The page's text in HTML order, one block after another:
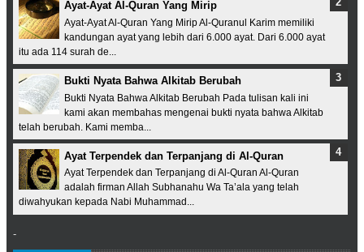
Ayat-Ayat Al-Quran Yang Mirip
Ayat-Ayat Al-Quran Yang Mirip Al-Quranul Karim memiliki
kandungan ayat yang lebih dari 6.000 ayat. Dari 6.000 ayat
itu ada 114 surah de...
Bukti Nyata Bahwa Alkitab Berubah
Bukti Nyata Bahwa Alkitab Berubah Pada tulisan kali ini
kami akan membahas mengenai bukti nyata bahwa Alkitab
telah berubah. Kami memba...
Ayat Terpendek dan Terpanjang di Al-Quran
Ayat Terpendek dan Terpanjang di Al-Quran Al-Quran
adalah firman Allah Subhanahu Wa Ta’ala yang telah
diwahyukan kepada Nabi Muhammad...
-